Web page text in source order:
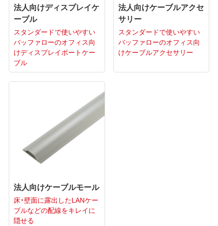
法人向けディスプレイケ
ーブル
スタンダードで使いやすい
バッファローのオフィス向
けディスプレイポートケー
ブル
法人向けケーブルアクセ
サリー
スタンダードで使いやすい
バッファローのオフィス向
けケーブルアクセサリー
法人向けケーブルモール
床・壁面に露出したLANケー
ブルなどの配線をキレイに
隠せる